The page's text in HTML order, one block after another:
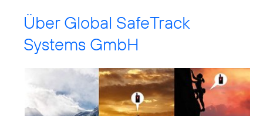
Über Global SafeTrack
Systems GmbH